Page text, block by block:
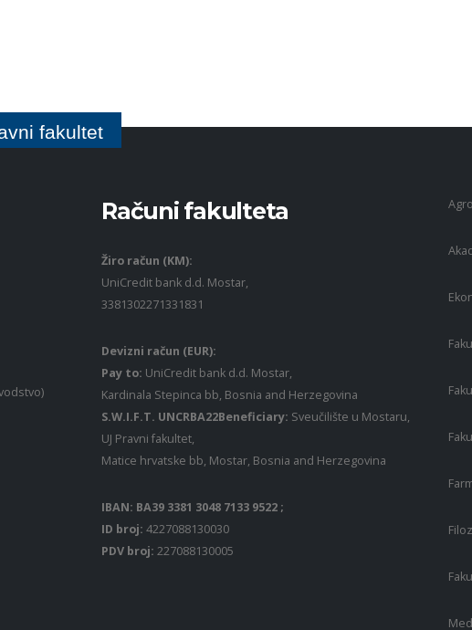
fakultet
Računi fakulteta
Žiro račun (KM):
UniCredit bank d.d. Mostar,
3381302271331831
Devizni račun (EUR):
Pay to: UniCredit bank d.d. Mostar,
Kardinala Stepinca bb, Bosnia and Herzegovina
S.W.I.F.T. UNCRBA22Beneficiary: Sveučilište u Mostaru,
UJ Pravni fakultet,
Matice hrvatske bb, Mostar, Bosnia and Herzegovina
IBAN: BA39 3381 3048 7133 9522 ;
ID broj: 4227088130030
PDV broj: 227088130005